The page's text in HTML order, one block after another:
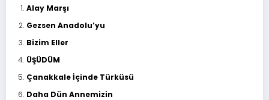
Alay Marşı
Gezsen Anadolu’yu
Bizim Eller
ÜŞÜDÜM
Çanakkale İçinde Türküsü
Daha Dün Annemizin